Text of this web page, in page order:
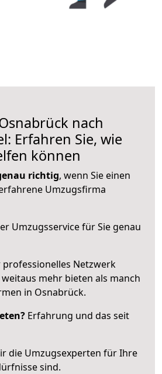
nach
Erfahren Sie, wie
können
richtig, wenn Sie einen
Umzugsfirma
Umzugsservice für Sie genau
professionelles Netzwerk
mehr bieten als manch
in Osnabrück.
Erfahrung und das seit
die Umzugsexperten für Ihre
sind.